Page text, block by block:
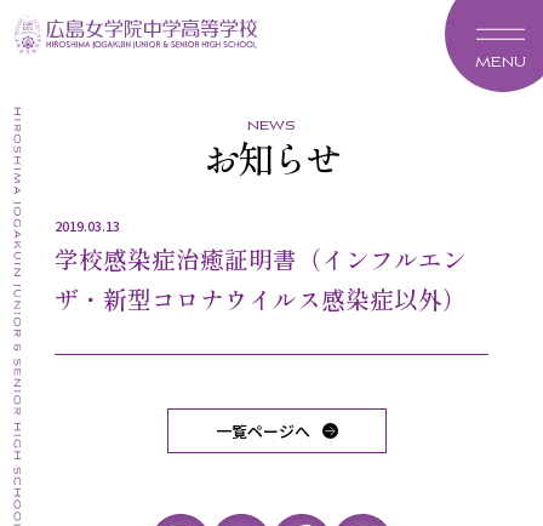
MENU
news
お知らせ
2019.03.13
学校感染症治癒証明書（インフルエン
ザ・新型コロナウイルス感染症以外）
一覧ページへ